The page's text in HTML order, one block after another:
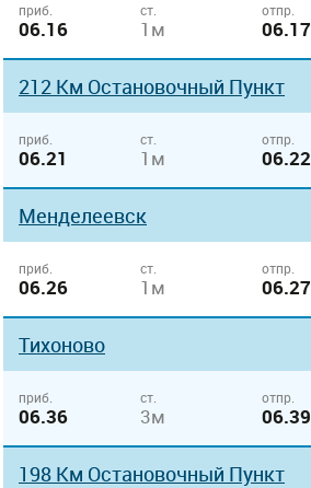
приб.
06.16
ст.
1м
отпр.
06.17
212 Км Остановочный Пункт
приб.
06.21
ст.
1м
отпр.
06.22
Менделеевск
приб.
06.26
ст.
1м
отпр.
06.27
Тихоново
приб.
06.36
ст.
3м
отпр.
06.39
198 Км Остановочный Пункт